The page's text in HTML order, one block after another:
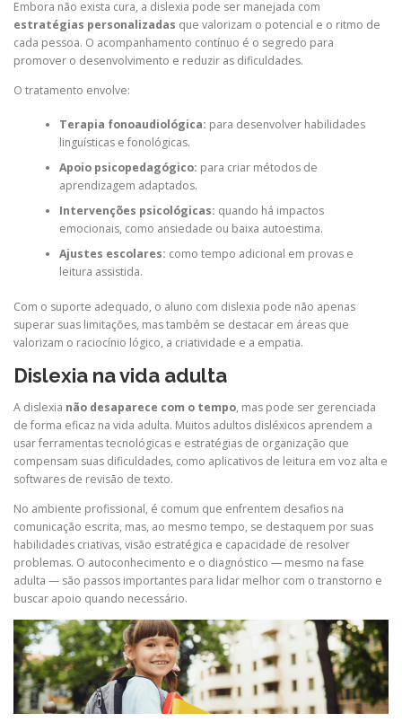
Embora não exista cura, a dislexia pode ser manejada com
estratégias personalizadas que valorizam o potencial e o ritmo de
cada pessoa. O acompanhamento contínuo é o segredo para
promover o desenvolvimento e reduzir as dificuldades.
O tratamento envolve:
Terapia fonoaudiológica: para desenvolver habilidades
linguísticas e fonológicas.
Apoio psicopedagógico: para criar métodos de
aprendizagem adaptados.
Intervenções psicológicas: quando há impactos
emocionais, como ansiedade ou baixa autoestima.
Ajustes escolares: como tempo adicional em provas e
leitura assistida.
Com o suporte adequado, o aluno com dislexia pode não apenas
superar suas limitações, mas também se destacar em áreas que
valorizam o raciocínio lógico, a criatividade e a empatia.
Dislexia na vida adulta
A dislexia não desaparece com o tempo, mas pode ser gerenciada
de forma eficaz na vida adulta. Muitos adultos disléxicos aprendem a
usar ferramentas tecnológicas e estratégias de organização que
compensam suas dificuldades, como aplicativos de leitura em voz alta e
softwares de revisão de texto.
No ambiente profissional, é comum que enfrentem desafios na
comunicação escrita, mas, ao mesmo tempo, se destaquem por suas
habilidades criativas, visão estratégica e capacidade de resolver
problemas. O autoconhecimento e o diagnóstico — mesmo na fase
adulta — são passos importantes para lidar melhor com o transtorno e
buscar apoio quando necessário.